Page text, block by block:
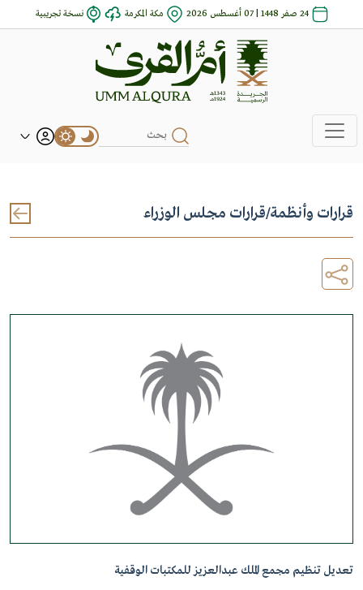
24 صفر 1448 | 07 أغسطس 2026 مكة المكرمة نسخة تجريبية
قرارات وأنظمة/قرارات مجلس الوزراء
تعديل تنظيم مجمع الملك عبدالعزيز للمكتبات الوقفية